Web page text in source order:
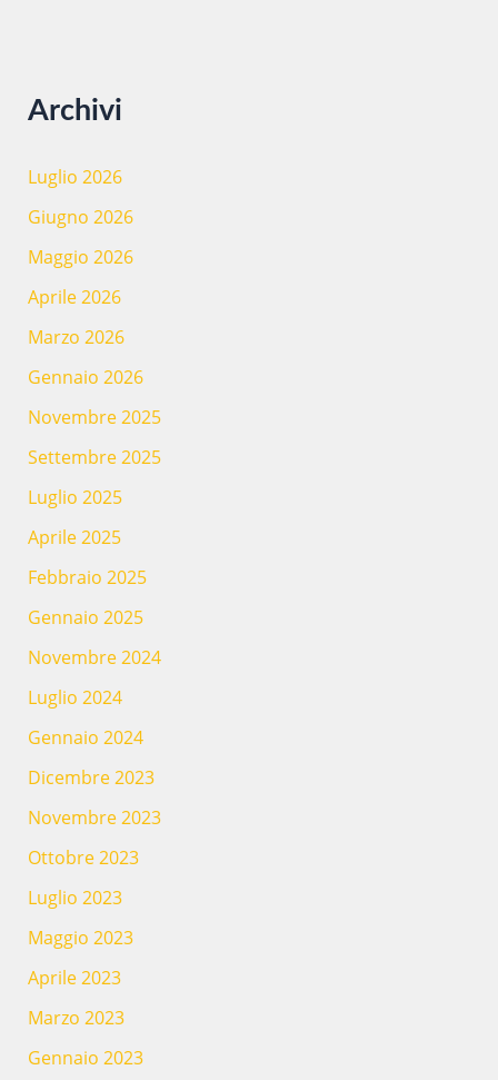
Archivi
Luglio 2026
Giugno 2026
Maggio 2026
Aprile 2026
Marzo 2026
Gennaio 2026
Novembre 2025
Settembre 2025
Luglio 2025
Aprile 2025
Febbraio 2025
Gennaio 2025
Novembre 2024
Luglio 2024
Gennaio 2024
Dicembre 2023
Novembre 2023
Ottobre 2023
Luglio 2023
Maggio 2023
Aprile 2023
Marzo 2023
Gennaio 2023